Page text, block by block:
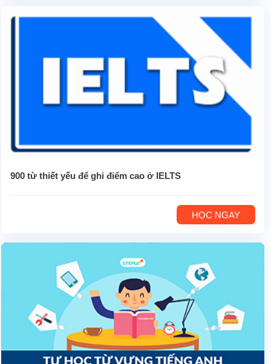
900 từ thiết yếu để ghi điểm cao ở IELTS
HỌC NGAY